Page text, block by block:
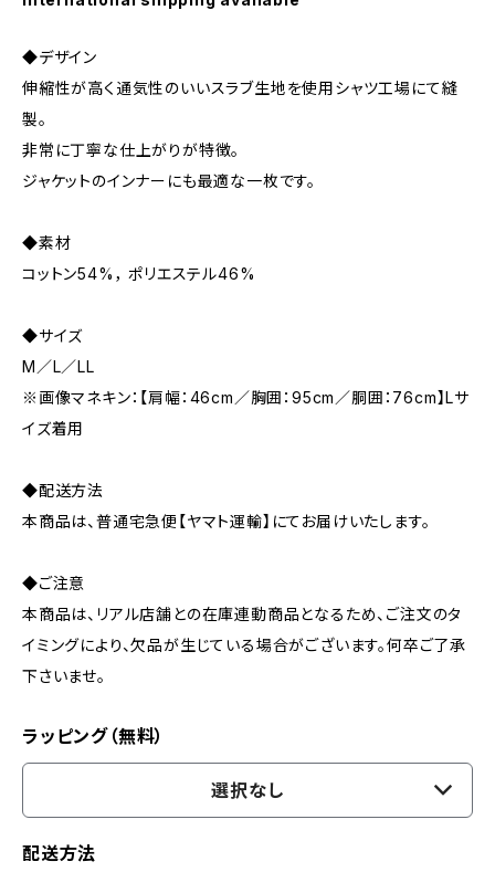
◆デザイン
伸縮性が高く通気性のいいスラブ生地を使用シャツ工場にて縫
製。
非常に丁寧な仕上がりが特徴。
ジャケットのインナーにも最適な一枚です。
◆素材
コットン54%， ポリエステル46%
◆サイズ
M／L／LL
※画像マネキン：【肩幅：46cm／胸囲：95cm／胴囲：76cm】Lサ
イズ着用
◆配送方法
本商品は、普通宅急便【ヤマト運輸】にてお届けいたします。
◆ご注意
本商品は、リアル店舗との在庫連動商品となるため、ご注文のタ
イミングにより、欠品が生じている場合がございます。何卒ご了承
下さいませ。
ラッピング（無料）
選択なし
配送方法